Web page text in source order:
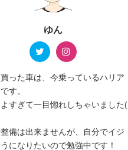
ゆん
った車は、今乗っているハリア
す。
すぎて一目惚れしちゃいました(
備は出来ませんが、自分でイジ
になりたいので勉強中です！